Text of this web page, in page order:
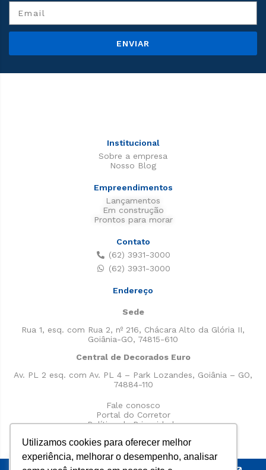
Utilizamos cookies para oferecer melhor
experiência, melhorar o desempenho, analisar
ENVIAR
Institucional
Sobre a empresa
Nosso Blog
Empreendimentos
Lançamentos
Em construção
Prontos para morar
Contato
(62) 3931-3000
(62) 3931-3000
Endereço
Sede
Rua 1, esq. com Rua 2, nº 216, Chácara Alto da Glória II,
Goiânia-GO, 74815-610
Central de Decorados Euro
Av. PL 2 esq. com Av. PL 4 – Park Lozandes, Goiânia – GO,
74884-110
Fale conosco
Portal do Corretor
Política de Privacidade